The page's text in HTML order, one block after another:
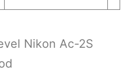
Nikon Ac-2S